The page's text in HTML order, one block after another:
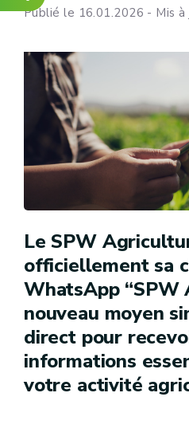
Publié le 16.01.2026 - Mis
Le SPW
officiellement sa
WhatsApp “SPW
nouveau moyen
direct pour
informations
votre activité